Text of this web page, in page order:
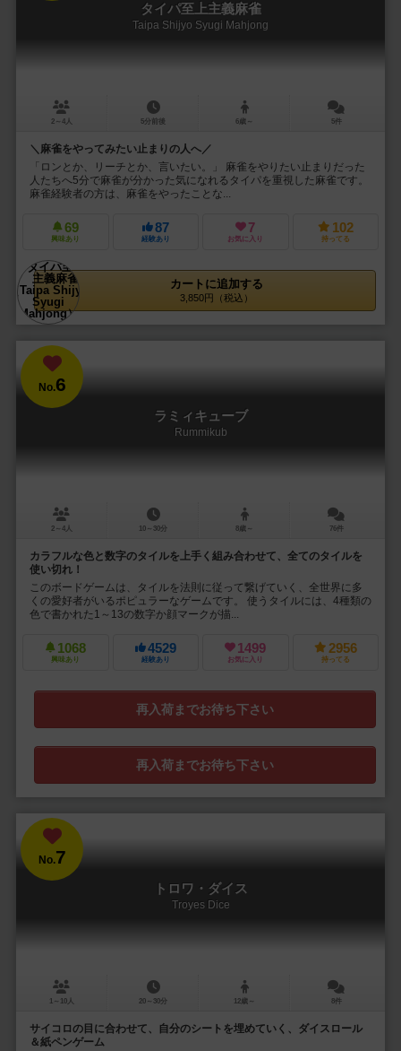
タイパ至上主義麻雀
Taipa Shijyo Syugi Mahjong
2～4人 5分前後 6歳～ 5件
＼麻雀をやってみたい止まりの人へ／
「ロンとか、リーチとか、言いたい。」 麻雀をやりたい止まりだった
人たちへ5分で麻雀が分かった気になれるタイパを重視した麻雀です。
麻雀経験者の方は、麻雀をやったことな...
69
興味あり
87
経験あり
7
お気に入り
102
持ってる
カートに追加する
3,850円（税込）
No.6
ラミィキューブ
Rummikub
2～4人 10～30分 8歳～ 76件
カラフルな色と数字のタイルを上手く組み合わせて、全てのタイルを
使い切れ！
このボードゲームは、タイルを法則に従って繋げていく、全世界に多
くの愛好者がいるポピュラーなゲームです。 使うタイルには、4種類の
色で書かれた1～13の数字か顔マークが描...
1068
興味あり
4529
経験あり
1499
お気に入り
2956
持ってる
再入荷までお待ち下さい
再入荷までお待ち下さい
No.7
トロワ・ダイス
Troyes Dice
1～10人 20～30分 12歳～ 8件
サイコロの目に合わせて、自分のシートを埋めていく、ダイスロール
＆紙ペンゲーム